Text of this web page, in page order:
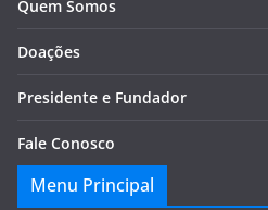
Quem Somos
Doações
Presidente e Fundador
Fale Conosco
Menu Principal